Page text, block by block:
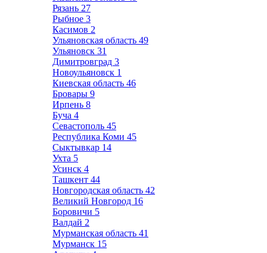
Рязань 27
Рыбное 3
Касимов 2
Ульяновская область 49
Ульяновск 31
Димитровград 3
Новоульяновск 1
Киевская область 46
Бровары 9
Ирпень 8
Буча 4
Севастополь 45
Республика Коми 45
Сыктывкар 14
Ухта 5
Усинск 4
Ташкент 44
Новгородская область 42
Великий Новгород 16
Боровичи 5
Валдай 2
Мурманская область 41
Мурманск 15